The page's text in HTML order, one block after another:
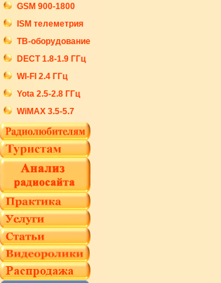
GSM 900-1800
ISM телеметрия
ТВ-оборудование
DECT 1.8-1.9 ГГц
WI-FI 2.4 ГГц
Yota 2.5-2.8 ГГц
WiMAX 3.5-5.7